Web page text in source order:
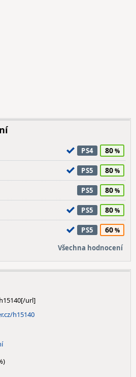
PS4 80
PS5 80
PS5 80
PS5 80
PS5 60
Všechna hodnocení
h15140